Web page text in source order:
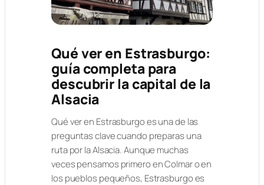
Qué ver en Estrasburgo:
guía completa para
descubrir la capital de la
Alsacia
Qué ver en Estrasburgo es una de las
preguntas clave cuando preparas una
ruta por la Alsacia. Aunque muchas
veces pensamos primero en Colmar o en
los pueblos pequeños, Estrasburgo es